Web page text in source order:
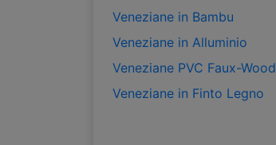
Veneziane in Bambu
Veneziane in Alluminio
Veneziane PVC Faux-Wood
Veneziane in Finto Legno